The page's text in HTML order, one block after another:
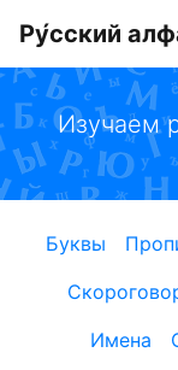
Ру́сский
Изучаем
Буквы
Имена